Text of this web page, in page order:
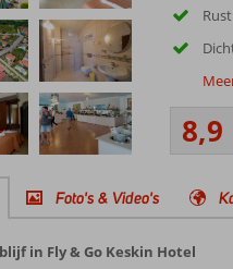
8,9
Foto's & Video's
in Fly & Go Keskin Hotel